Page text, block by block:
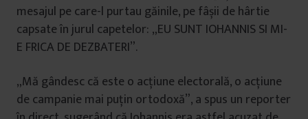
mesajul pe care-l purtau găinile, pe fâșii de hârtie
capsate în jurul capetelor: „EU SUNT IOHANNIS SI MI-
E FRICA DE DEZBATERI”.
„Mă gândesc că este o acțiune electorală, o acțiune
de campanie mai puțin ortodoxă”, a spus un reporter